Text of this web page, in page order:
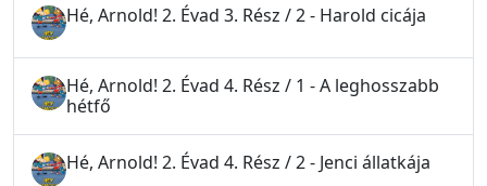
Hé, Arnold! 2. Évad 3. Rész / 2 - Harold cicája
Hé, Arnold! 2. Évad 4. Rész / 1 - A leghosszabb
hétfő
Hé, Arnold! 2. Évad 4. Rész / 2 - Jenci állatkája